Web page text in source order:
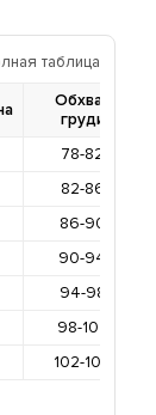
таблица
Обхват
груди
78-82
82-86
86-90
90-94
94-98
98-102
102-106